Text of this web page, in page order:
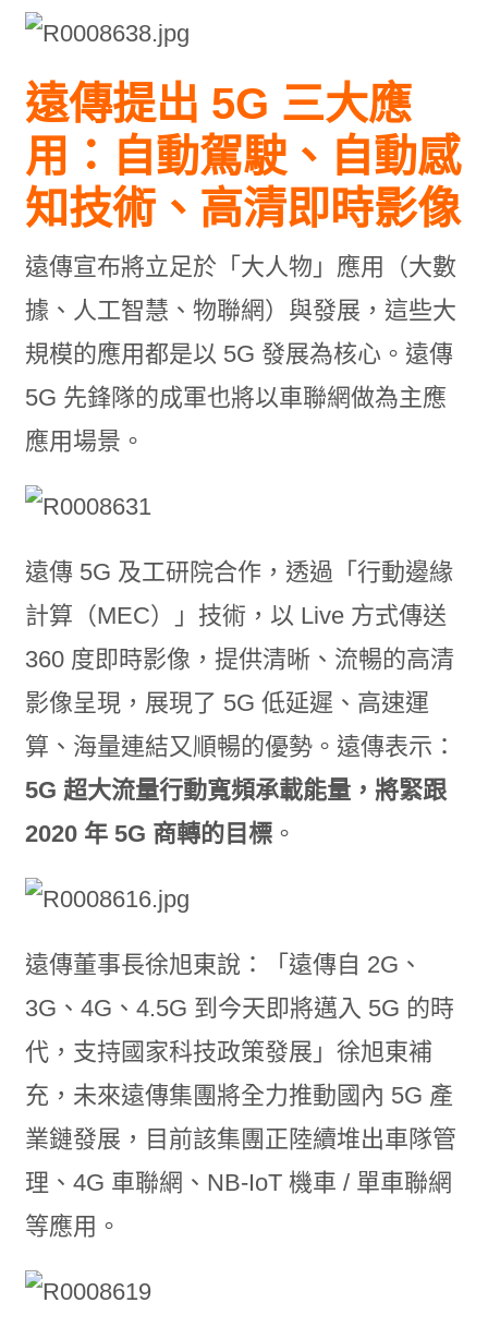
遠傳提出 5G 三大應
用：自動駕駛、自動感
知技術、高清即時影像
遠傳宣布將立足於「大人物」應用（大數
據、人工智慧、物聯網）與發展，這些大
規模的應用都是以 5G 發展為核心。遠傳
5G 先鋒隊的成軍也將以車聯網做為主應
應用場景。
遠傳 5G 及工研院合作，透過「行動邊緣
計算（MEC）」技術，以 Live 方式傳送
360 度即時影像，提供清晰、流暢的高清
影像呈現，展現了 5G 低延遲、高速運
算、海量連結又順暢的優勢。遠傳表示：
5G 超大流量行動寬頻承載能量，將緊跟
2020 年 5G 商轉的目標。
遠傳董事長徐旭東說：「遠傳自 2G、
3G、4G、4.5G 到今天即將邁入 5G 的時
代，支持國家科技政策發展」徐旭東補
充，未來遠傳集團將全力推動國內 5G 產
業鏈發展，目前該集團正陸續堆出車隊管
理、4G 車聯網、NB-IoT 機車 / 單車聯網
等應用。